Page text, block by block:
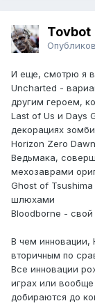
Tovbot
И еще, смотрю я
Uncharted -
другим героем,
Last of Us и Days
декорациях
Horizon Zero
Ведьмака,
мехозаврами
Ghost of
шлюхами
Bloodborne - свой
В чем инновации,
вторичным по
Все инновации
играх или вообще
добираются до